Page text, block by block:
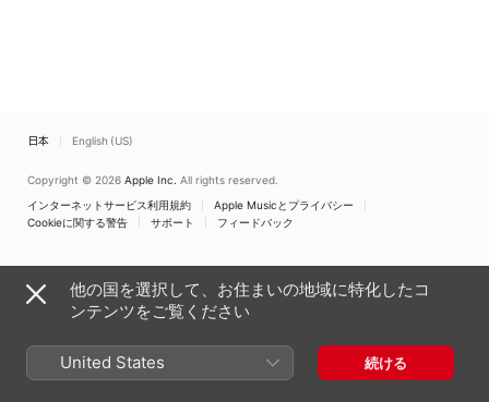
日本 English (US)
Copyright © 2026 Apple Inc. All rights reserved.
インターネットサービス利用規約
Apple Musicとプライバシー
Cookieに関する警告
サポート フィードバック
他の国を選択して、お住まいの地域に特化したコ
ンテンツをご覧ください
United States 続ける